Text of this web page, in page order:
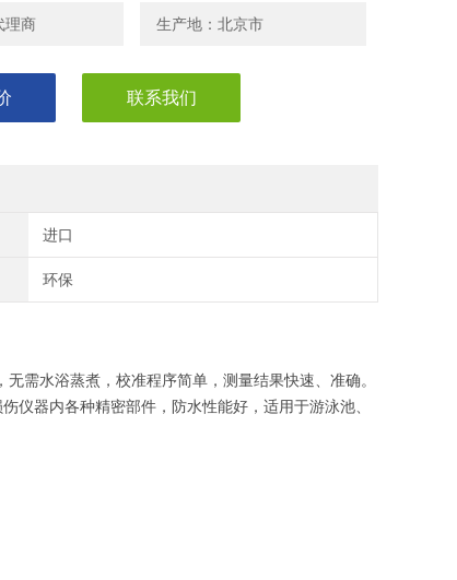
理商 生产地：北京市
联系我们
进口
环保
需水浴蒸煮，校准程序简单，测量结果快速、准确。
仪器内各种精密部件，防水性能好，适用于游泳池、